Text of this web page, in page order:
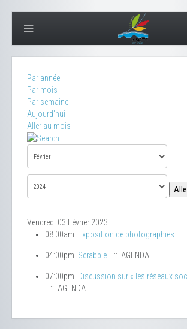
Par année
Par mois
Par semaine
Aujourd'hui
Aller au mois
Vendredi 03 Février 2023
08:00am Exposition de photographies
04:00pm Scrabble :: AGENDA
07:00pm Discussion sur « les réseaux
:: AGENDA